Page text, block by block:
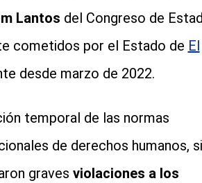
Lantos del Congreso de
cometidos por el Estado de El
desde marzo de 2022.
temporal de las normas
de derechos humanos,
graves violaciones a los